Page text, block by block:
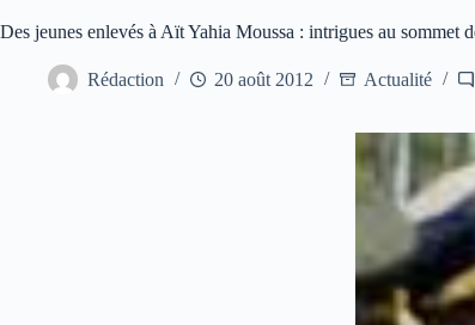
Des jeunes enlevés à Aït Yahia Moussa : intrigues au sommet
Rédaction 20 août 2012 Actualité